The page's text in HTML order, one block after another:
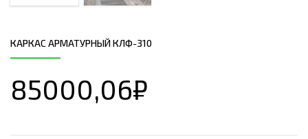
КАРКАС АРМАТУРНЫЙ КЛФ-310
85000,06₽